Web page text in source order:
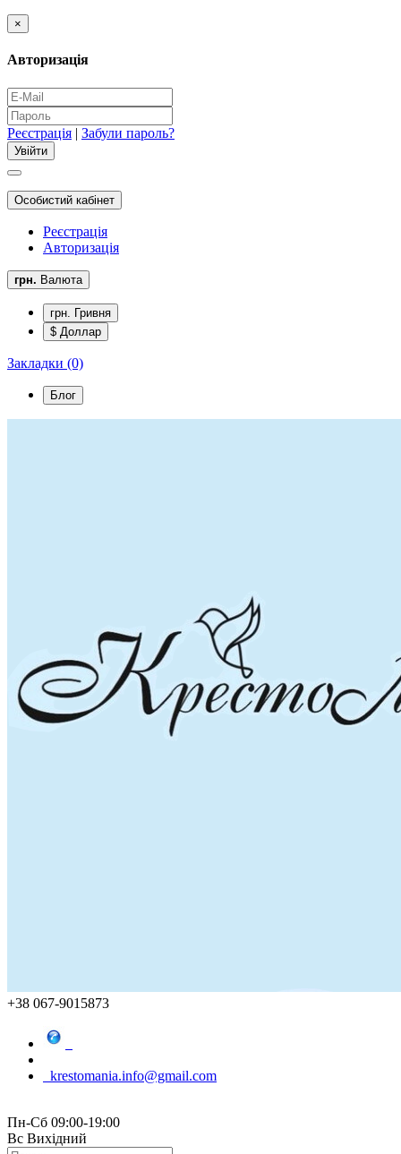
×
Авторизація
Реєстрація | Забули пароль?
Особистий кабінет
Реєстрація
Авторизація
грн. Валюта
грн. Гривня
$ Доллар
Закладки (0)
Блог
+38 067-9015873
krestomania.info@gmail.com
Пн-Сб 09:00-19:00
Вс Вихідний